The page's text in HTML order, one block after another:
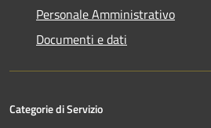
Personale Amministrativo
Documenti e dati
Categorie di Servizio